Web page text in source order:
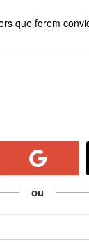
e Repertórios
Dados
que forem
ou